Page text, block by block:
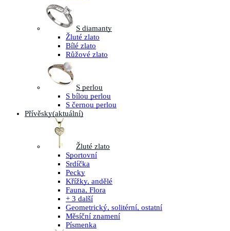
S diamanty
Žluté zlato
Bílé zlato
Růžové zlato
S perlou
S bílou perlou
S černou perlou
Přívěsky(aktuální)
Žluté zlato
Sportovní
Srdíčka
Pecky
Křížky, andělé
Fauna, Flora
+ 3 další
Geometrický, solitérní, ostatní
Měsíční znamení
Písmenka